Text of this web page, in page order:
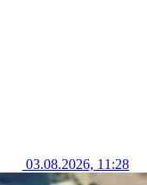
03.08.2026, 11:28